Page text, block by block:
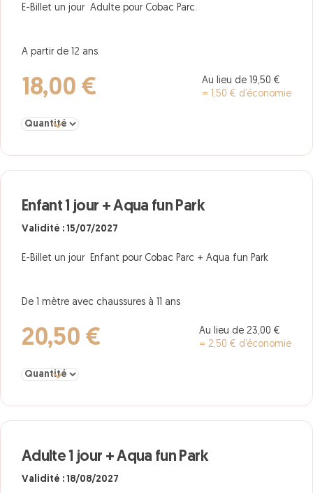
E-Billet un jour Adulte pour Cobac Parc.
A partir de 12 ans.
18,00 €
Au lieu de 19,50 €
= 1,50 € d’économie
Sélectionner la quantité pour Adulte 1 jour
Enfant 1 jour + Aqua fun Park
Validité : 15/07/2027
E-Billet un jour Enfant pour Cobac Parc + Aqua fun Park
De 1 mètre avec chaussures à 11 ans
20,50 €
Au lieu de 23,00 €
= 2,50 € d’économie
Sélectionner la quantité pour Enfant 1 jour + Aqua fun Park
Adulte 1 jour + Aqua fun Park
Validité : 18/08/2027